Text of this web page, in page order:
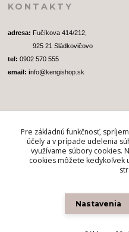
KONTAKTY
adresa: Fučíkova 414/212,
              925 21 Sládkovičovo
tel: 0902 570 555
email: info@kengishop.sk
SLEDUJTE NÁS
Pre základnú funkčnosť,
účely a v prípade udelenia
využívame súbory cookies.
cookies môžete kedykoľvek
Nastavenia